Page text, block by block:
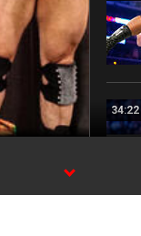
34:22